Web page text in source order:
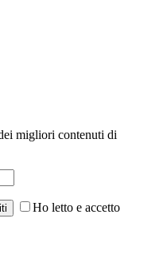
migliori contenuti di
Ho letto e accetto